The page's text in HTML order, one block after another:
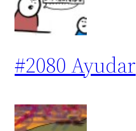
#2080 Ayudar